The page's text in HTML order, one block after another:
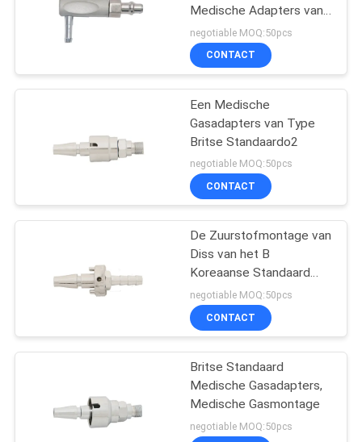
Luchtbevochtiger
Debietmeter met
Luchtbevochtiger
Medische
Debietmeters
Luchtbevochtigerfles
Medische Adapters van
Ce
negotiable MOQ:50pcs
CONTACT
Een Medische
Gasadapters van Type
Britse Standaardo2
negotiable MOQ:50pcs
CONTACT
De Zuurstofmontage van
Diss van het B
Koreaanse Standaard
Medische Gas
negotiable MOQ:50pcs
CONTACT
Britse Standaard
Medische Gasadapters,
Medische Gasmontage
negotiable MOQ:50pcs